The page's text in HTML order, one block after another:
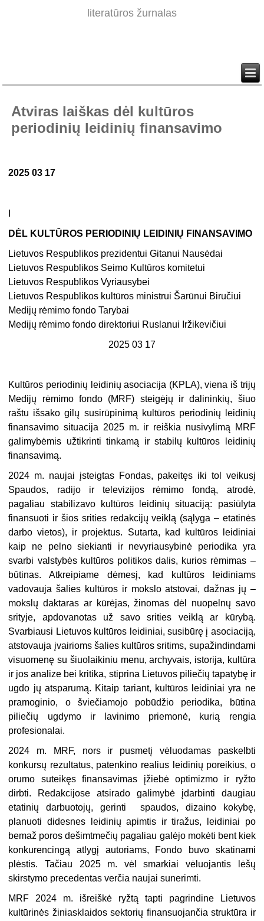
literatūros žurnalas
Atviras laiškas dėl kultūros
periodinių leidinių finansavimo
2025 03 17
DĖL KULTŪROS PERIODINIŲ LEIDINIŲ FINANSAVIMO
Lietuvos Respublikos prezidentui Gitanui Nausėdai
Lietuvos Respublikos Seimo Kultūros komitetui
Lietuvos Respublikos Vyriausybei
Lietuvos Respublikos kultūros ministrui Šarūnui Biručiui
Medijų rėmimo fondo Tarybai
Medijų rėmimo fondo direktoriui Ruslanui Iržikevičiui
2025 03 17
Kultūros periodinių leidinių asociacija (KPLA), viena iš trijų
Medijų rėmimo fondo (MRF) steigėjų ir dalininkių, šiuo
raštu išsako gilų susirūpinimą kultūros periodinių leidinių
finansavimo situacija 2025 m. ir reiškia nusivylimą MRF
galimybėmis užtikrinti tinkamą ir stabilų kultūros leidinių
finansavimą.
2024 m. naujai įsteigtas Fondas, pakeitęs iki tol veikusį
Spaudos, radijo ir televizijos rėmimo fondą, atrodė,
pagaliau stabilizavo kultūros leidinių situaciją: pasiūlyta
finansuoti ir šios srities redakcijų veiklą (sąlyga – etatinės
darbo vietos), ir projektus. Sutarta, kad kultūros leidiniai
kaip ne pelno siekianti ir nevyriausybinė periodika yra
svarbi valstybės kultūros politikos dalis, kurios rėmimas –
būtinas. Atkreipiame dėmesį, kad kultūros leidiniams
vadovauja šalies kultūros ir mokslo atstovai, dažnas jų –
mokslų daktaras ar kūrėjas, žinomas dėl nuopelnų savo
srityje, apdovanotas už savo srities veiklą ar kūrybą.
Svarbiausi Lietuvos kultūros leidiniai, susibūrę į asociaciją,
atstovauja įvairioms šalies kultūros sritims, supažindindami
visuomenę su šiuolaikiniu menu, archyvais, istorija, kultūra
ir jos analize bei kritika, stiprina Lietuvos piliečių tapatybę ir
ugdo jų atsparumą. Kitaip tariant, kultūros leidiniai yra ne
pramoginio, o šviečiamojo pobūdžio periodika, būtina
piliečių ugdymo ir lavinimo priemonė, kurią rengia
profesionalai.
2024 m. MRF, nors ir pusmetį vėluodamas paskelbti
konkursų rezultatus, patenkino realius leidinių poreikius, o
orumo suteikęs finansavimas įžiebė optimizmo ir ryžto
dirbti. Redakcijose atsirado galimybė įdarbinti daugiau
etatinių darbuotojų, gerinti spaudos, dizaino kokybę,
planuoti didesnes leidinių apimtis ir tiražus, leidiniai po
bemaž poros dešimtmečių pagaliau galėjo mokėti bent kiek
konkurencingą atlygį autoriams, Fondo buvo skatinami
plėstis. Tačiau 2025 m. vėl smarkiai vėluojantis lėšų
skirstymo precedentas verčia naujai sunerimti.
MRF 2024 m. išreiškė ryžtą tapti pagrindine Lietuvos
kultūrinės žiniasklaidos sektorių finansuojančia struktūra ir